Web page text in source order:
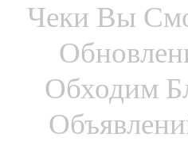
Чеки Вы
Обходим